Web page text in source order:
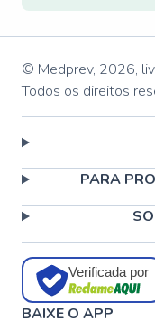
© Medprev, 2026,
Todos os direitos
PARA
Verificada por
BAIXE O APP